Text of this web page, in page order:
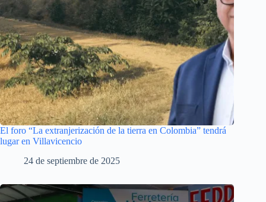
El foro “La extranjerización de la tierra en Colombia” tendrá
lugar en Villavicencio
24 de septiembre de 2025